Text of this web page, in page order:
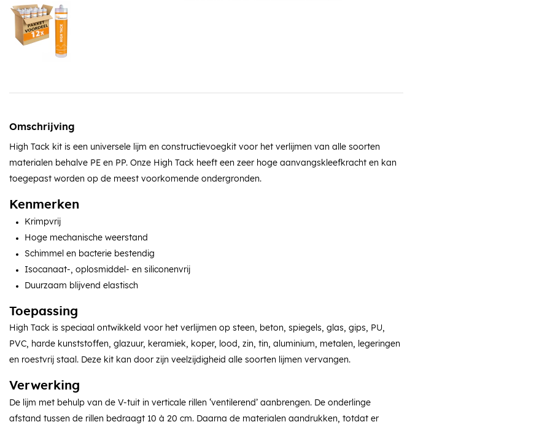
Omschrijving
High Tack kit is een universele lijm en constructievoegkit voor het verlijmen van alle soorten
materialen behalve PE en PP. Onze High Tack heeft een zeer hoge aanvangskleefkracht en kan
toegepast worden op de meest voorkomende ondergronden.
Kenmerken
Krimpvrij
Hoge mechanische weerstand
Schimmel en bacterie bestendig
Isocanaat-, oplosmiddel- en siliconenvrij
Duurzaam blijvend elastisch
Toepassing
High Tack is speciaal ontwikkeld voor het verlijmen op steen, beton, spiegels, glas, gips, PU,
PVC, harde kunststoffen, glazuur, keramiek, koper, lood, zin, tin, aluminium, metalen, legeringen
en roestvrij staal. Deze kit kan door zijn veelzijdigheid alle soorten lijmen vervangen.
Verwerking
De lijm met behulp van de V-tuit in verticale rillen ‘ventilerend’ aanbrengen. De onderlinge
afstand tussen de rillen bedraagt 10 à 20 cm. Daarna de materialen aandrukken, totdat er